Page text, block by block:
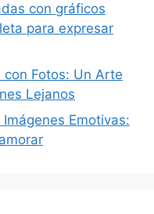
con gráficos
para expresar
Fotos: Un Arte
Lejanos
Emotivas: